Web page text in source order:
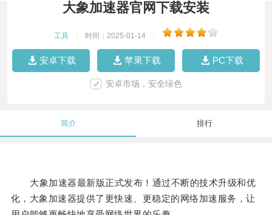
大象加速器官网下载安装
工具 时间：2025-01-14
安卓下载 苹果下载 PC下载
安卓市场，安全绿色
简介 排行
大象加速器最新版正式发布！通过不断的技术升级和优
化，大象加速器提供了更快速、更稳定的网络加速服务，让